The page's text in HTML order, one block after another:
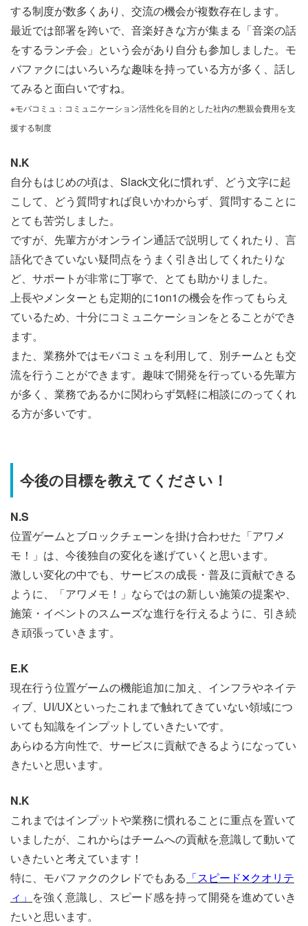
する制度が数多くあり、交流の機会が複数存在します。
最近では部署を跨いで、音楽好きな方が集まる「音楽の話
をするランチ会」という会があり自分も参加しました。モ
バファクにはいろいろな趣味を持っている方が多く、話し
てみると面白いですね。
※モバコミュ：コミュニケーション活性化を目的とした社内の懇親会費用を支
援する制度
N.K
自分もはじめの頃は、Slack文化に慣れず、どう文字に起
こして、どう質問すれば良いかわからず、質問することに
とても苦労しました。
ですが、先輩方がオンライン通話で説明してくれたり、言
語化できていない疑問点をうまく引き出してくれたりな
ど、サポートが非常に丁寧で、とても助かりました。
上長やメンターとも定期的に1on1の機会を作ってもらえ
ているため、十分にコミュニケーションをとることができ
ます。
また、業務外ではモバコミュを利用して、別チームとも交
流を行うことができます。趣味で開発を行っている先輩方
が多く、業務であるかに関わらず気軽に相談にのってくれ
る方が多いです。
今後の目標を教えてください！
N.S
位置ゲームとブロックチェーンを掛け合わせた「アワメ
モ！」は、今後独自の変化を遂げていくと思います。
激しい変化の中でも、サービスの成長・普及に貢献できる
ように、「アワメモ！」ならではの新しい施策の提案や、
施策・イベントのスムーズな進行を行えるように、引き続
き頑張っていきます。
E.K
現在行う位置ゲームの機能追加に加え、インフラやネイテ
ィブ、UI/UXといったこれまで触れてきていない領域につ
いても知識をインプットしていきたいです。
あらゆる方向性で、サービスに貢献できるようになってい
きたいと思います。
N.K
これまではインプットや業務に慣れることに重点を置いて
いましたが、これからはチームへの貢献を意識して動いて
いきたいと考えています！
特に、モバファクのクレドでもある 「スピード✕クオリテ
ィ」 を強く 意識し、スピード感を持って開発を進めていき
たいと思います。